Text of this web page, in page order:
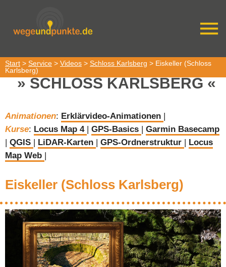
Start > Service > Videos > Schloss Karlsberg > Eiskeller (Schloss
Karlsberg)
SCHLOSS KARLSBERG
Animationen: Erklärvideo-Animationen |
Kurse: Locus Map 4 | GPS-Basics | Garmin Basecamp
| QGIS | LiDAR-Karten | GPS-Ordnerstruktur | Locus
Map Web |
Eiskeller (Schloss Karlsberg)